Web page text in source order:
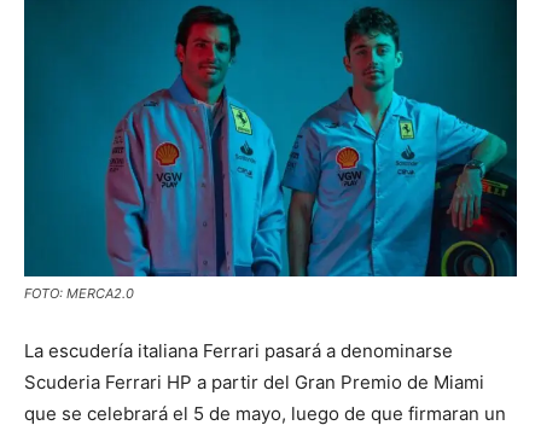
FOTO: MERCA2.0
La escudería italiana Ferrari pasará a denominarse
Scuderia Ferrari HP a partir del Gran Premio de Miami
que se celebrará el 5 de mayo, luego de que firmaran un